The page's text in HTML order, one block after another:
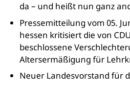
da – und heißt nun ganz
Pressemitteilung vom 05.
hessen kritisiert die von
beschlossene
Altersermäßigung für
Neuer Landesvorstand für